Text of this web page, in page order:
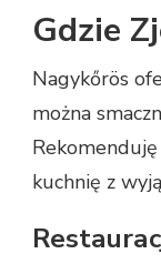
Gdzie
Nagykőrös
można
kuchnię z